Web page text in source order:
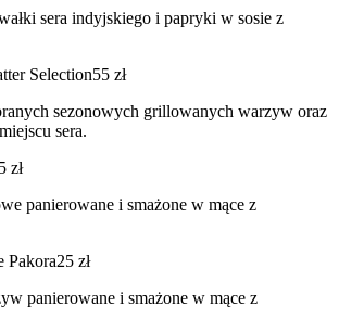
sera indyjskiego i papryki w sosie z
Selection55 zł
sezonowych grillowanych warzyw oraz
sera.
zł
panierowane i smażone w mące z
Pakora25 zł
panierowane i smażone w mące z